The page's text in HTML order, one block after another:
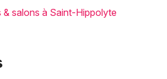
& salons à Saint-Hippolyte